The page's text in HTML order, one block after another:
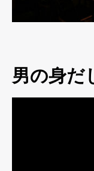
男の身だ